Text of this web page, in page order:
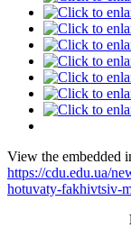
View the embedded
https://cdu.edu.ua/
hotuvaty-fakhivtsiv-